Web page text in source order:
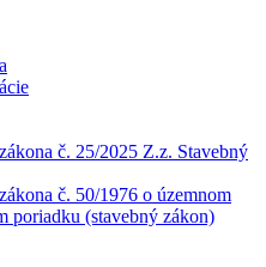
č. 25/2025 Z.z. Stavebný
č. 50/1976 o územnom
poriadku (stavebný zákon)